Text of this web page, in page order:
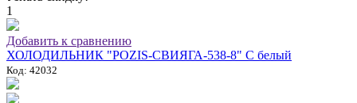
1
Добавить к сравнению
ХОЛОДИЛЬНИК "POZIS-СВИЯГА-538-8" C белый
Код: 42032